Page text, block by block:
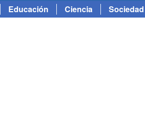
Educación Ciencia Sociedad